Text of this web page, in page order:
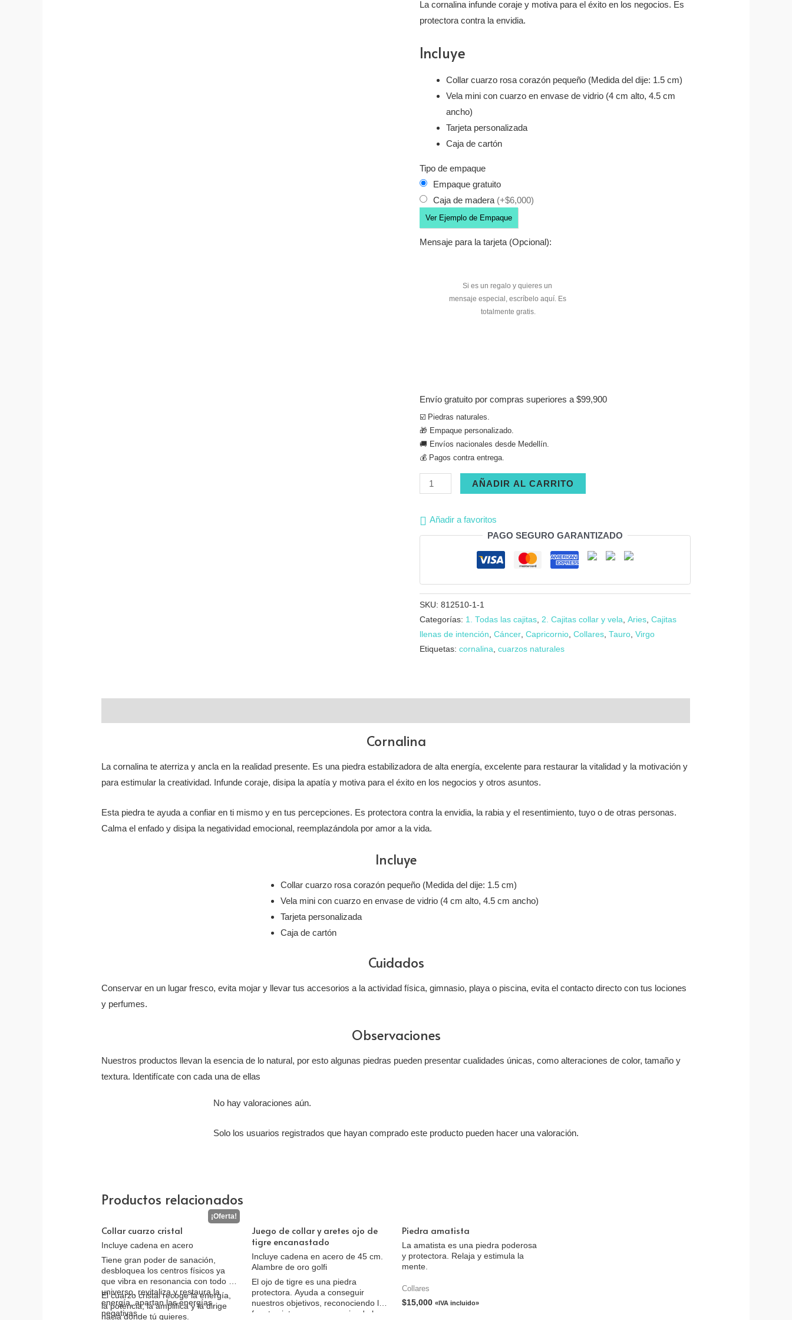
La cornalina infunde coraje y motiva para el éxito en los negocios. Es
protectora contra la envidia.
Incluye
Collar cuarzo rosa corazón pequeño (Medida del dije: 1.5 cm)
Vela mini con cuarzo en envase de vidrio (4 cm alto, 4.5 cm
ancho)
Tarjeta personalizada
Caja de cartón
Tipo de empaque
Empaque gratuito
Caja de madera (+$6,000)
Ver Ejemplo de Empaque
Mensaje para la tarjeta (Opcional):
Envío gratuito por compras superiores a $99,900
☑️ Piedras naturales.
🎁 Empaque personalizado.
🚚 Envíos nacionales desde Medellín.
💰 Pagos contra entrega.
Cajita
collar
corazón
mini
cantidad
AÑADIR AL CARRITO
Añadir a favoritos
PAGO SEGURO GARANTIZADO
SKU: 812510-1-1
Categorías: 1. Todas las cajitas, 2. Cajitas collar y vela, Aries, Cajitas
llenas de intención, Cáncer, Capricornio, Collares, Tauro, Virgo
Etiquetas: cornalina, cuarzos naturales
Cornalina
La cornalina te aterriza y ancla en la realidad presente. Es una piedra estabilizadora de alta energía, excelente para restaurar la vitalidad y la motivación y
para estimular la creatividad. Infunde coraje, disipa la apatía y motiva para el éxito en los negocios y otros asuntos.
Esta piedra te ayuda a confiar en ti mismo y en tus percepciones. Es protectora contra la envidia, la rabia y el resentimiento, tuyo o de otras personas.
Calma el enfado y disipa la negatividad emocional, reemplazándola por amor a la vida.
Incluye
Collar cuarzo rosa corazón pequeño (Medida del dije: 1.5 cm)
Vela mini con cuarzo en envase de vidrio (4 cm alto, 4.5 cm ancho)
Tarjeta personalizada
Caja de cartón
Cuidados
Conservar en un lugar fresco, evita mojar y llevar tus accesorios a la actividad física, gimnasio, playa o piscina, evita el contacto directo con tus lociones
y perfumes.
Observaciones
Nuestros productos llevan la esencia de lo natural, por esto algunas piedras pueden presentar cualidades únicas, como alteraciones de color, tamaño y
textura. Identifícate con cada una de ellas
No hay valoraciones aún.
Solo los usuarios registrados que hayan comprado este producto pueden hacer una valoración.
Productos relacionados
Collar cuarzo cristal
Incluye cadena en acero
Tiene gran poder de sanación,
desbloquea los centros físicos ya
que vibra en resonancia con todo el
universo, revitaliza y restaura la
energía, apartan las energías
negativas.
El cuarzo cristal recoge la energía,
la potencia, la amplifica y la dirige
hacia donde tú quieres.
Juego de collar y aretes ojo de
tigre encanastado
Incluye cadena en acero de 45 cm.
Alambre de oro golfi
El ojo de tigre es una piedra
protectora. Ayuda a conseguir
nuestros objetivos, reconociendo las
fuentes internas y promoviendo la
Piedra amatista
La amatista es una piedra poderosa
y protectora. Relaja y estimula la
mente.
Collares
$15,000 «IVA incluido»